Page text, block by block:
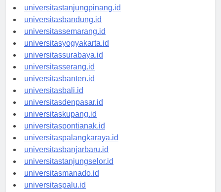
universitaspangkalpinang.id
universitastanjungpinang.id
universitasbandung.id
universitassemarang.id
universitasyogyakarta.id
universitassurabaya.id
universitasserang.id
universitasbanten.id
universitasbali.id
universitasdenpasar.id
universitaskupang.id
universitaspontianak.id
universitaspalangkaraya.id
universitasbanjarbaru.id
universitastanjungselor.id
universitasmanado.id